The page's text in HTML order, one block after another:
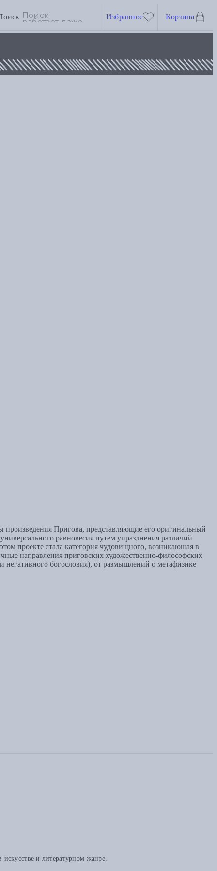
Избранное Корзина
Пригова, представляющие его оригинальный
равновесия путем упразднения различий
проекте стала категория чудовищного, возникающая в
направления приговских художественно-философских
негативного богословия), от размышлений о метафизике
и литературном жанре.